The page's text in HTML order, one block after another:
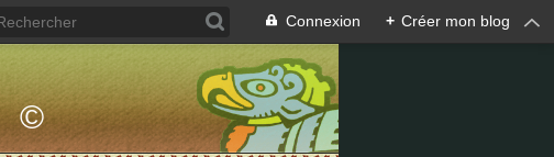
Connexion + Créer mon blog
©